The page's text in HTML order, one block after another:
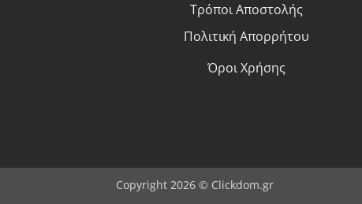
Τρόποι Αποστολής
Πολιτική Απορρήτου
Όροι Χρήσης
Copyright 2026 © Clickdom.gr